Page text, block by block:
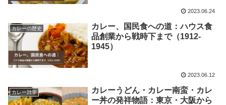
2023.06.24
カレーの歴史
カレー、国民食への道：ハウス食
品創業から戦時下まで（1912-
1945）
2023.06.12
カレー雑学
カレーうどん・カレー南蛮・カレ
ー丼の発祥物語：東京・大阪から